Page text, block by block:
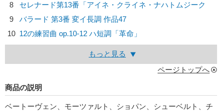
8
セレナード第13番「アイネ・クライネ・ナハトムジーク
9
バラード 第3番 変イ長調 作品47
10 12の練習曲 op.10-12 ハ短調「革命」
もっと見る
ページトップへ
商品の説明
ベートーヴェン、モーツァルト、ショパン、シューベルト、チ